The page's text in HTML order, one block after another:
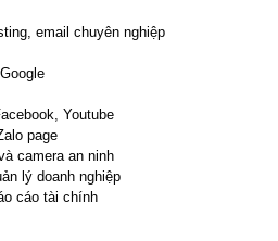
email chuyên nghiệp
Youtube
page
camera an ninh
lý doanh nghiệp
cáo tài chính